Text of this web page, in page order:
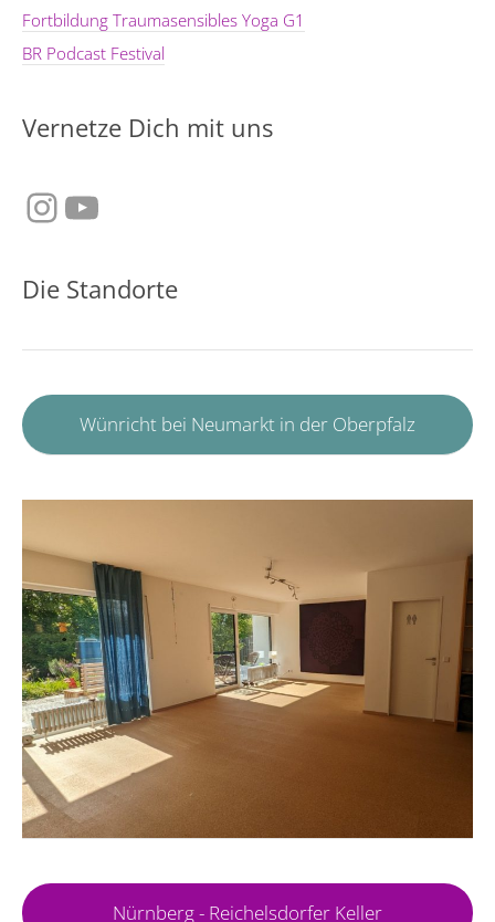
Fortbildung Traumasensibles Yoga G1
BR Podcast Festival
Vernetze Dich mit uns
Instagram
YouTube
Die Standorte
Wünricht bei Neumarkt in der Oberpfalz
Nürnberg - Reichelsdorfer Keller